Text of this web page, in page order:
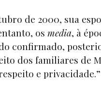
de 2000, sua
os media, à
confirmado,
dos familiares de
e privacidade.”